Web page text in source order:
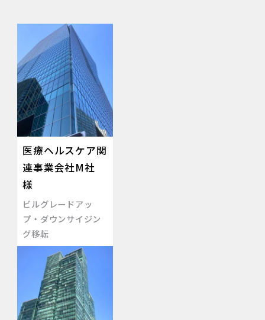
医療ヘルスケア関
連事業会社M社
様
ビルグレードアッ
プ・ダウンサイジン
グ移転